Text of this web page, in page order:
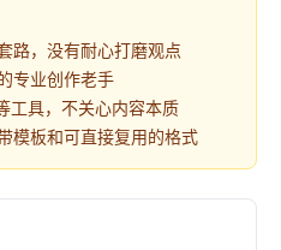
路，没有耐心打磨观点
专业创作老手
工具，不关心内容本质
模板和可直接复用的格式